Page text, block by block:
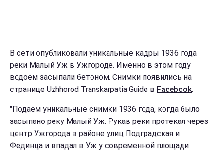
В сети опубликовали уникальные кадры 1936 года
реки Малый Уж в Ужгороде. Именно в этом году
водоем засыпали бетоном. Снимки появились на
странице Uzhhorod Transkarpatia Guide в Facebook.
"Подаем уникальные снимки 1936 года, когда было
засыпано реку Малый Уж. Рукав реки протекал через
центр Ужгорода в районе улиц Подградская и
Фединца и впадал в Уж у современной площади